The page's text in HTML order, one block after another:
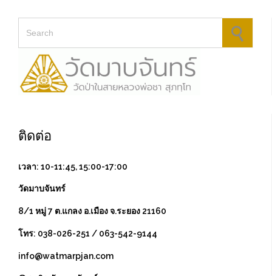
ติดต่อ
เวลา: 10-11:45, 15:00-17:00
วัดมาบจันทร์
8/1 หมู่ 7 ต.แกลง อ.เมือง จ.ระยอง 21160
โทร: 038-026-251 / 063-542-9144
info@watmarpjan.com